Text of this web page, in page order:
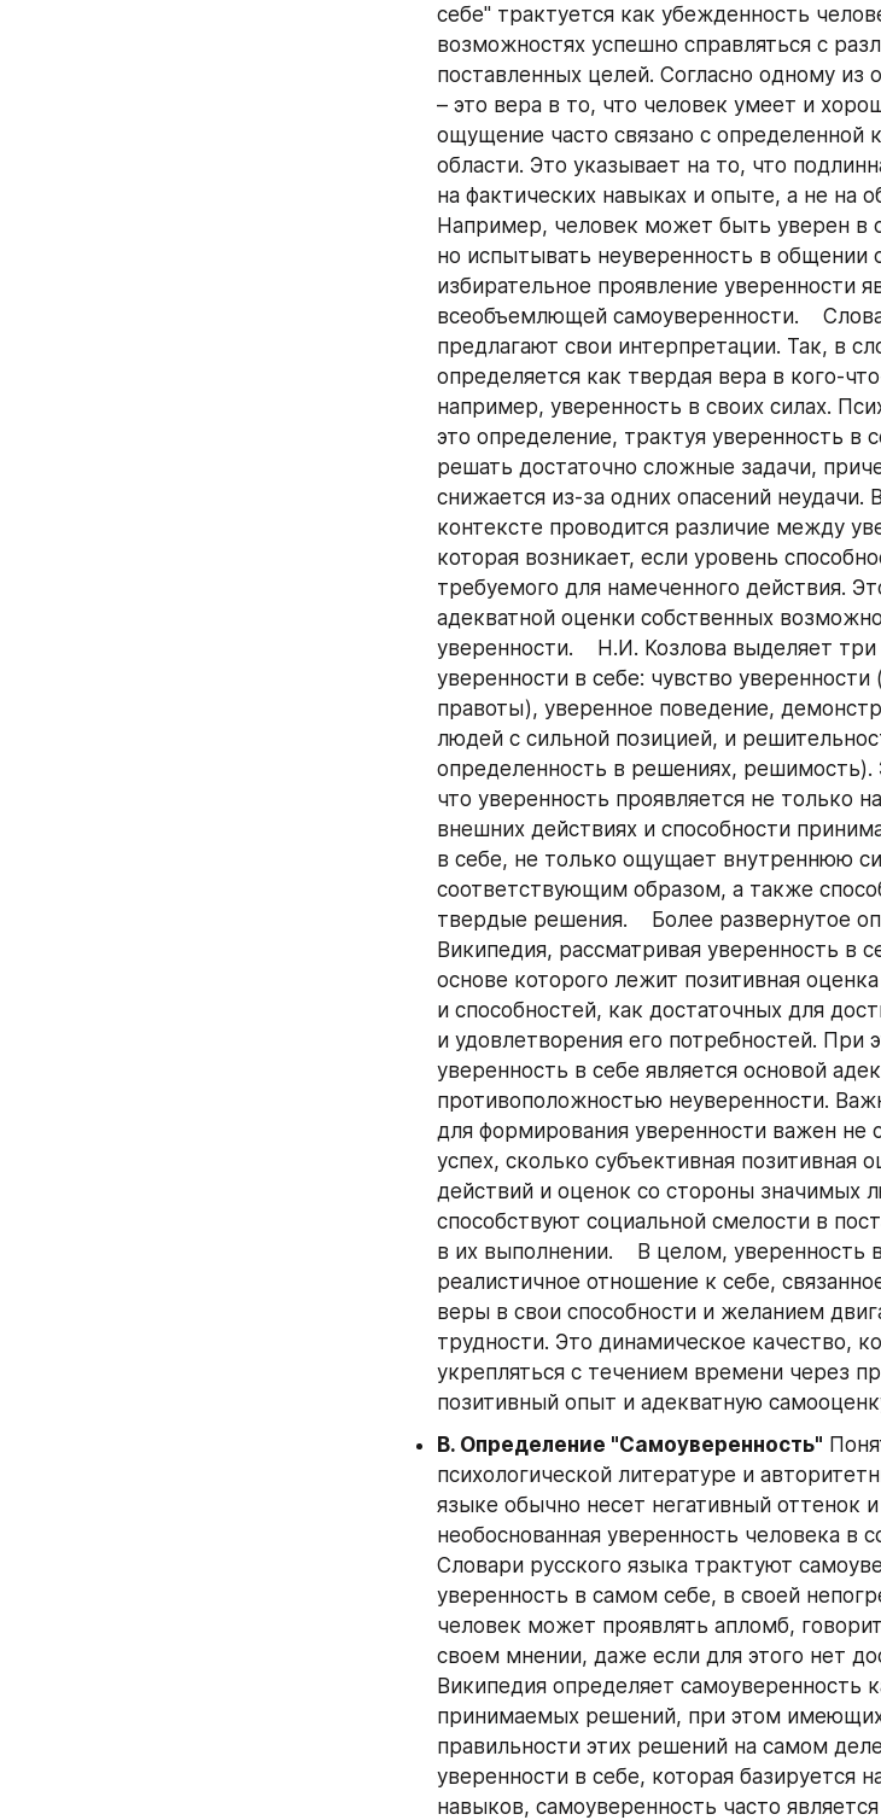
себе" трактуется как убежденность
возможностях успешно справляться с
поставленных целей. Согласно одному из
– это вера в то, что человек умеет и
ощущение часто связано с определенной
области. Это указывает на то, что
на фактических навыках и опыте, а не на
Например, человек может быть уверен в
но испытывать неуверенность в
избирательное проявление уверенности
всеобъемлющей самоуверенности.
предлагают свои интерпретации. Так, в
определяется как твердая вера в кого-
например, уверенность в своих силах.
это определение, трактуя уверенность в
решать достаточно сложные задачи,
снижается из-за одних опасений
контексте проводится различие между
которая возникает, если уровень
требуемого для намеченного действия.
адекватной оценки собственных
уверенности.    Н.И. Козлова выделяет
уверенности в себе: чувство
правоты), уверенное поведение,
людей с сильной позицией, и
определенность в решениях,
что уверенность проявляется не только
внешних действиях и способности
в себе, не только ощущает внутреннюю
соответствующим образом, а также
твердые решения.    Более развернутое
Википедия, рассматривая уверенность в
основе которого лежит позитивная
и способностей, как достаточных для
и удовлетворения его потребностей. При
уверенность в себе является основой
противоположностью неуверенности.
для формирования уверенности важен не
успех, сколько субъективная позитивная
действий и оценок со стороны значимых
способствуют социальной смелости в
в их выполнении.    В целом, уверенность
реалистичное отношение к себе,
веры в свои способности и желанием
трудности. Это динамическое качество,
укрепляться с течением времени через
позитивный опыт и адекватную
B. Определение "Самоуверенность"
психологической литературе и
языке обычно несет негативный оттенок
необоснованная уверенность человека в
Словари русского языка трактуют
уверенность в самом себе, в своей
человек может проявлять апломб,
своем мнении, даже если для этого нет
Википедия определяет самоуверенность
принимаемых решений, при этом
правильности этих решений на самом
уверенности в себе, которая базируется
навыков, самоуверенность часто